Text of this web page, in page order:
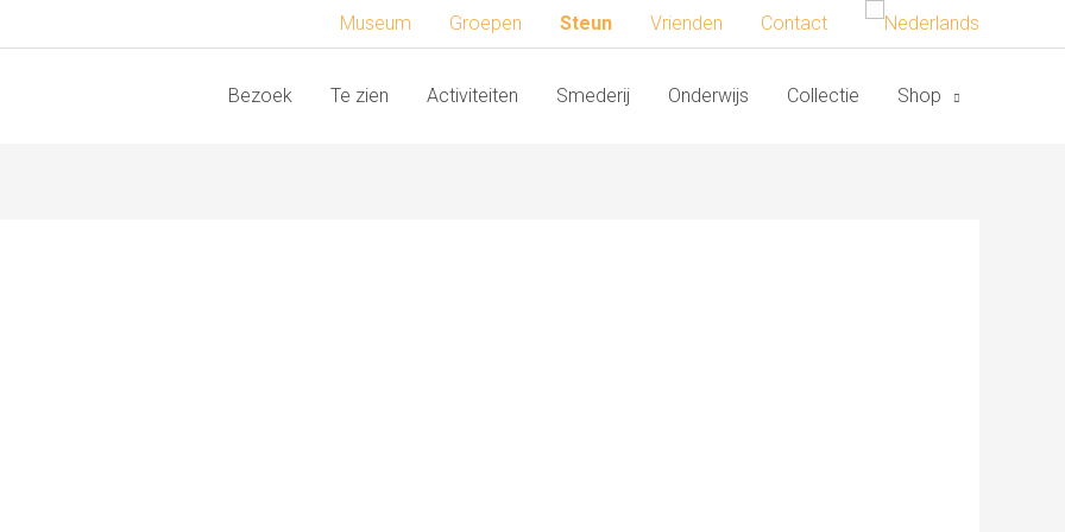
Museum Groepen Steun Vrienden Contact
Bezoek Te zien Activiteiten Smederij Onderwijs Collectie Shop